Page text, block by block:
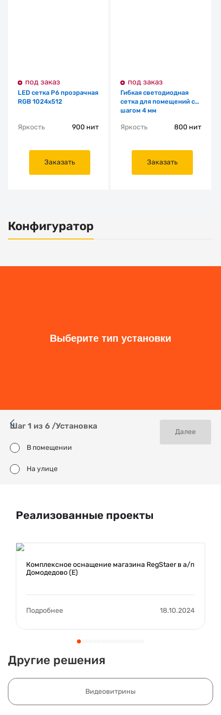
под заказ
LED сетка P6 прозрачная
RGB 1024x512
Яркость 900 нит
Заказать
под заказ
Гибкая светодиодная
сетка для помещений с
шагом 4 мм
Яркость 800 нит
Заказать
Конфигуратор
Шаг 1 из 6 /Установка
В помещении
На улице
Далее
Основные характеристики
Реализованные проекты
Комплексное оснащение магазина RegStaer в а/п
Домодедово (E)
Подробнее 18.10.2024
Другие решения
Видеовитрины